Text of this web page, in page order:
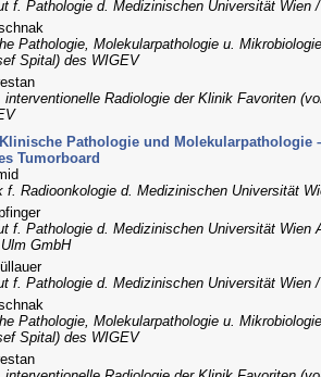
f. Pathologie d. Medizinischen Universität Wien
Pathologie, Molekularpathologie u.
Spital) des WIGEV
interventionelle Radiologie der Klinik Favoriten
Pathologie und Molekularpathologie
Tumorboard
f. Radioonkologie d. Medizinischen Universität
f. Pathologie d. Medizinischen Universität Wien
GmbH
f. Pathologie d. Medizinischen Universität Wien
Pathologie, Molekularpathologie u.
Spital) des WIGEV